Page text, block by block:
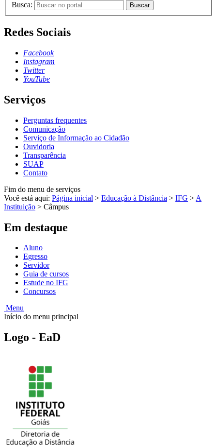
Busca: Buscar
Redes Sociais
Facebook
Instagram
Twitter
YouTube
Serviços
Perguntas frequentes
Comunicação
Serviço de Informação ao Cidadão
Ouvidoria
Transparência
SUAP
Contato
Fim do menu de serviços
Você está aqui: Página inicial > Educação à Distância > IFG > A
Instituição > Câmpus
Em destaque
Aluno
Egresso
Servidor
Guia de cursos
Estude no IFG
Concursos
Menu
Início do menu principal
Logo - EaD